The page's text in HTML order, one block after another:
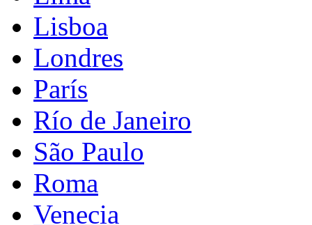
Lisboa
Londres
París
Río de Janeiro
São Paulo
Roma
Venecia